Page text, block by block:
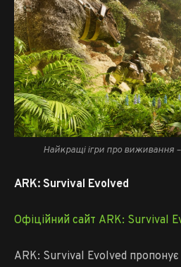
Найкращі ігри про виживання
ARK: Survival Evolved
Офіційний сайт ARK: Survival
ARK: Survival Evolved